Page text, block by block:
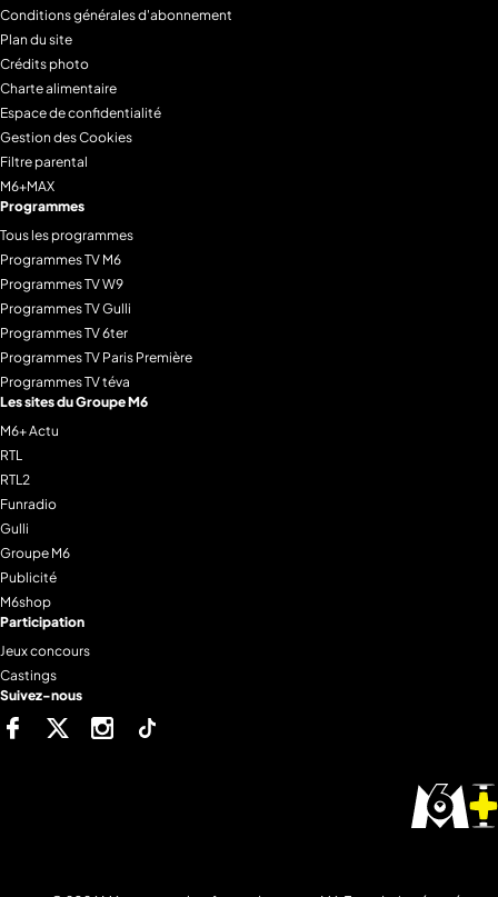
Conditions générales d'abonnement
Plan du site
Crédits photo
Charte alimentaire
Espace de confidentialité
Gestion des Cookies
Filtre parental
M6+MAX
Programmes
Tous les programmes
Programmes TV M6
Programmes TV W9
Programmes TV Gulli
Programmes TV 6ter
Programmes TV Paris Première
Programmes TV téva
Les sites du Groupe M6
M6+ Actu
RTL
RTL2
Funradio
Gulli
Groupe M6
Publicité
M6shop
Participation
Jeux concours
Castings
Suivez-nous
FacebookTwitter Instagram